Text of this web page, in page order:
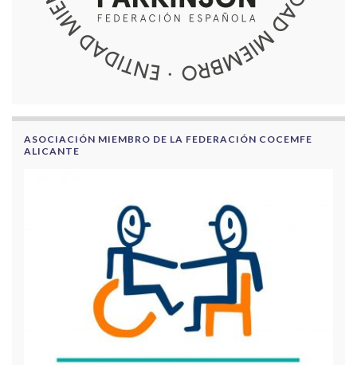
ASOCIACIÓN MIEMBRO DE LA FEDERACIÓN COCEMFE
ALICANTE